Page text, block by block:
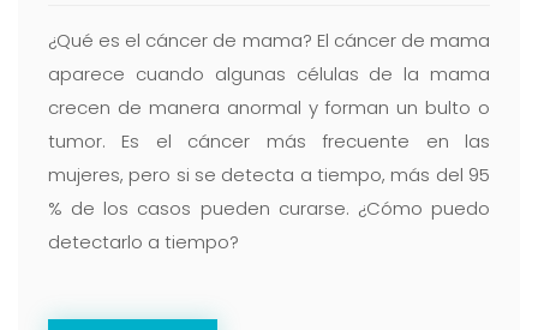
¿Qué es el cáncer de mama? El cáncer de mama
aparece cuando algunas células de la mama
crecen de manera anormal y forman un bulto o
tumor. Es el cáncer más frecuente en las
mujeres, pero si se detecta a tiempo, más del 95
% de los casos pueden curarse. ¿Cómo puedo
detectarlo a tiempo?